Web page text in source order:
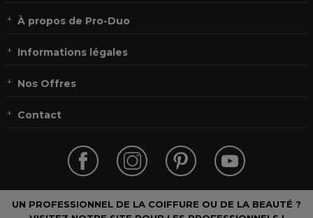
À propos de Pro-Duo
Informations légales
Nos Offres
Contact
UN PROFESSIONNEL DE LA COIFFURE OU DE LA BEAUTÉ ?